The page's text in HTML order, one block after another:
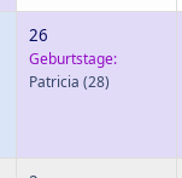
26
Geburtstage:
Patricia (28)